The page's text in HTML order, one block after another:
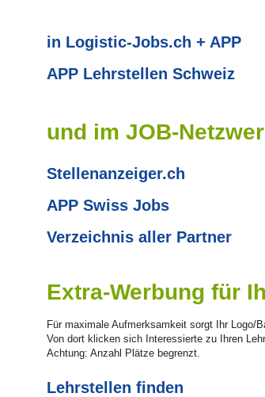
in Logistic-Jobs.ch + APP
APP Lehrstellen Schweiz
und im JOB-
Stellenanzeiger.ch
APP Swiss Jobs
Verzeichnis aller Partner
Extra-Werbung für
Für maximale Aufmerksamkeit sorgt Ihr Logo/
Von dort klicken sich Interessierte zu Ihren
Achtung: Anzahl Plätze begrenzt.
Lehrstellen finden